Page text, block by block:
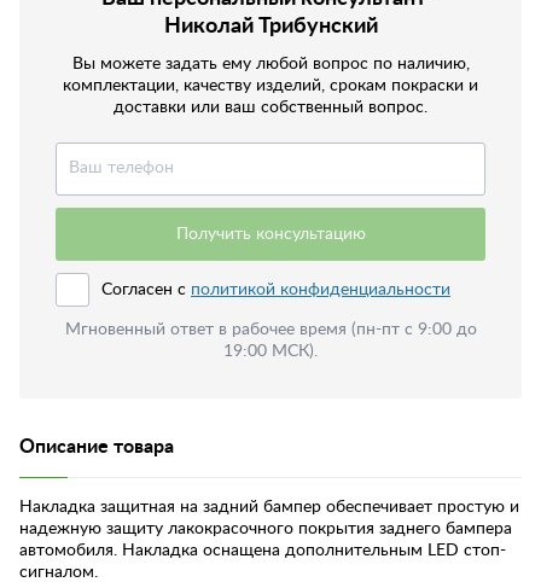
Николай Трибунский
Вы можете задать ему любой вопрос по наличию,
комплектации, качеству изделий, срокам покраски и
доставки или ваш собственный вопрос.
Получить консультацию
Согласен с политикой конфиденциальности
Мгновенный ответ в рабочее время (пн-пт с 9:00 до
19:00 МСК).
Описание товара
Накладка защитная на задний бампер обеспечивает простую и
надежную защиту лакокрасочного покрытия заднего бампера
автомобиля. Накладка оснащена дополнительным LED стоп-
сигналом.